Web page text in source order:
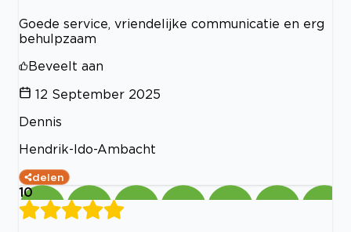
Goede service, vriendelijke communicatie en erg
behulpzaam
Beveelt aan
12 September 2025
Dennis
Hendrik-Ido-Ambacht
delen
10